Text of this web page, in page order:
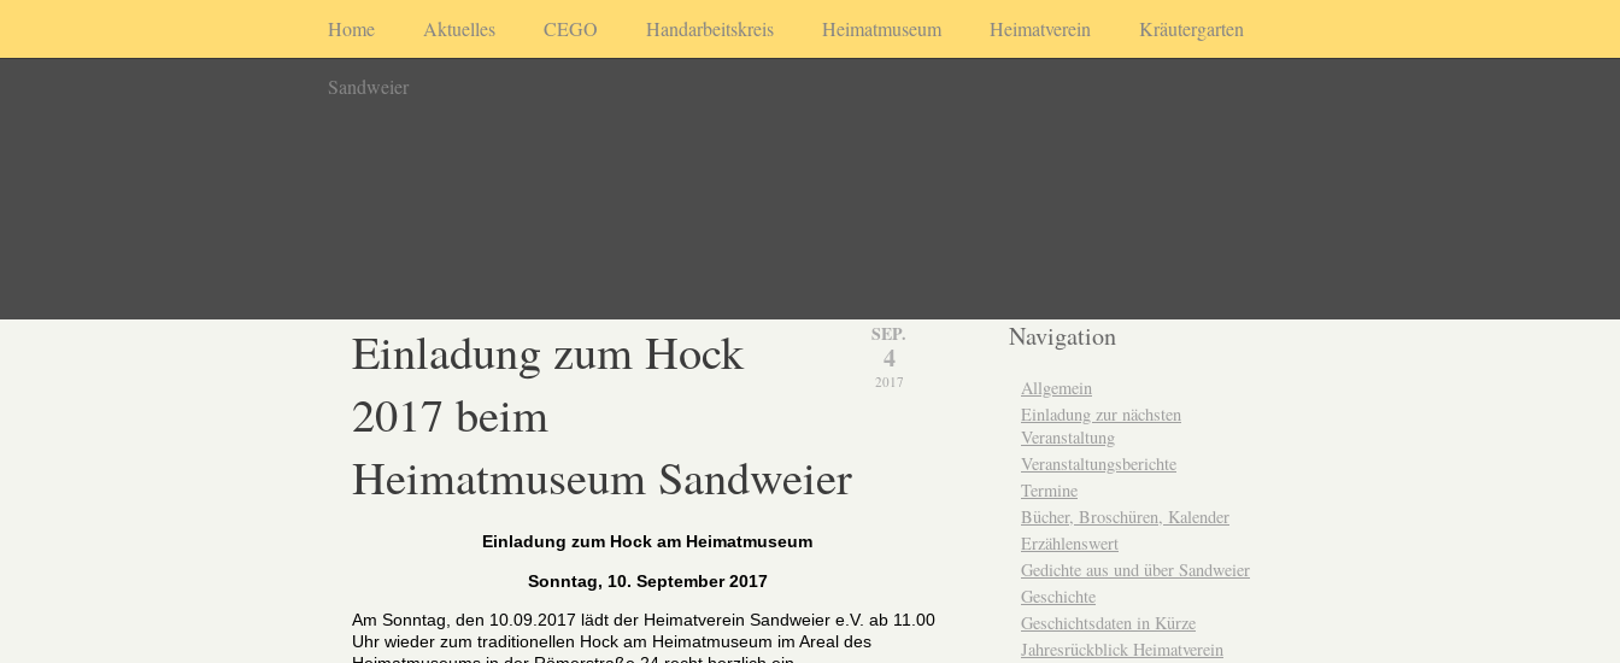
Home Aktuelles CEGO Handarbeitskreis Heimatmuseum Heimatverein Kräutergarten
Sandweier
SEP.
4
2017
Einladung zum Hock
2017 beim
Heimatmuseum Sandweier
Einladung zum Hock am Heimatmuseum
Sonntag, 10. September 2017
Am Sonntag, den 10.09.2017 lädt der Heimatverein Sandweier e.V. ab 11.00
Uhr wieder zum traditionellen Hock am Heimatmuseum im Areal des
Navigation
Allgemein
Einladung zur nächsten
Veranstaltung
Veranstaltungsberichte
Termine
Bücher, Broschüren, Kalender
Erzählenswert
Gedichte aus und über Sandweier
Geschichte
Geschichtsdaten in Kürze
Jahresrückblick Heimatverein